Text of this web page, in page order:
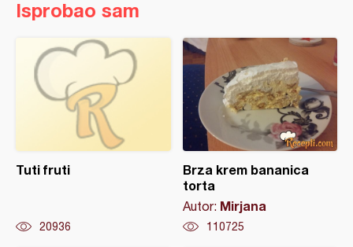
Isprobao sam
Tuti fruti
20936
Brza krem bananica
torta
Autor: Mirjana
110725